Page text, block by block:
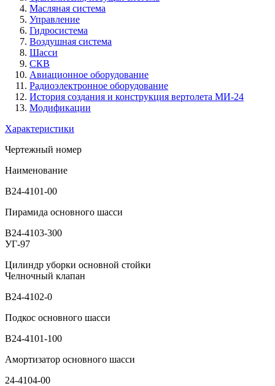
Масляная система
Управление
Гидросистема
Воздушная система
Шасси
СКВ
Авиационное оборудование
Радиоэлектронное оборудование
История создания и конструкция вертолета МИ-24
Модификации
Характеристики
Чертежный номер
Наименование
В24-4101-00
Пирамида основного шасси
В24-4103-300
УГ-97
Цилиндр уборки основной стойки
Челночный клапан
В24-4102-0
Подкос основного шасси
В24-4101-100
Амортизатор основного шасси
24-4104-00